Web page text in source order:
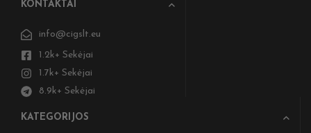
KONTAKTAI
info@cigslt.eu
1.2k+ Sekėjai
1.7k+ Sekėjai
8.9k+ Sekėjai
KATEGORIJOS